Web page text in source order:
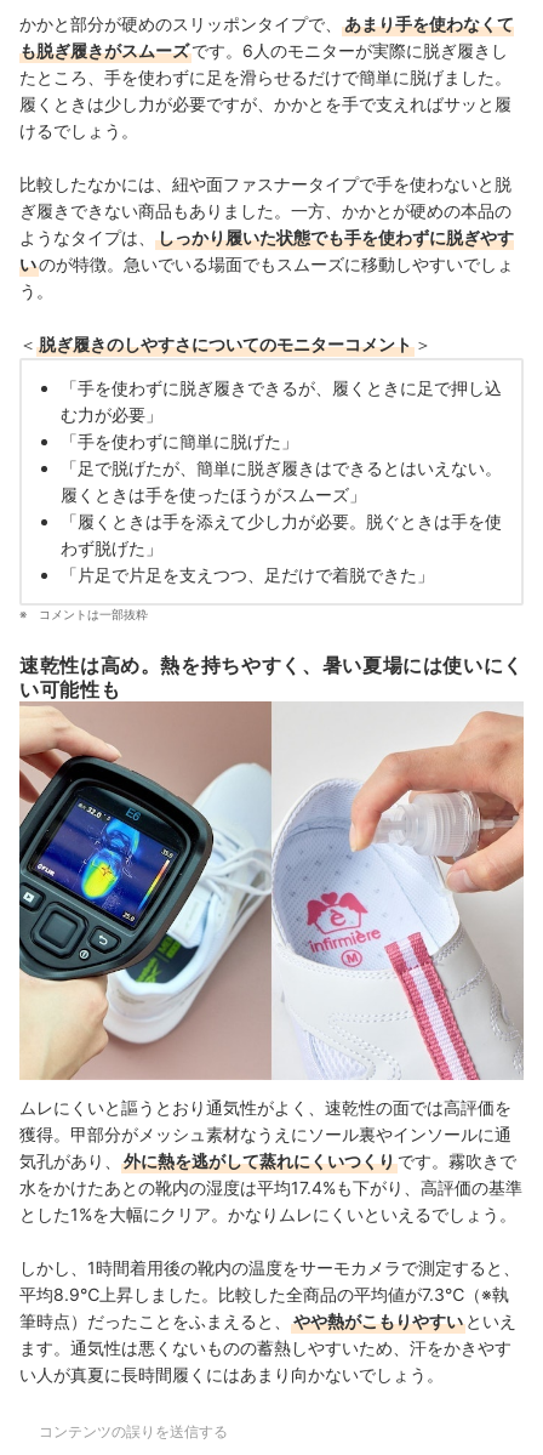
かかと部分が硬めのスリッポンタイプで、
あまり手を使わなくて
も脱ぎ履きがスムーズです。6人のモニターが実際に脱ぎ履きし
たところ、手を使わずに足を滑らせるだけで簡単に脱げました。
履くときは少し力が必要ですが、かかとを手で支えればサッと履
けるでしょう。
比較したなかには、紐や面ファスナータイプで手を使わないと脱
ぎ履きできない商品もありました。一方、かかとが硬めの本品の
ようなタイプは、
しっかり履いた状態でも手を使わずに脱ぎやす
いのが特徴。急いでいる場面でもスムーズに移動しやすいでしょ
う。
＜ 脱ぎ履きのしやすさについてのモニターコメント ＞
「手を使わずに脱ぎ履きできるが、履くときに足で押し込
む力が必要」
「手を使わずに簡単に脱げた」
「足で脱げたが、簡単に脱ぎ履きはできるとはいえない。
履くときは手を使ったほうがスムーズ」
「履くときは手を添えて少し力が必要。脱ぐときは手を使
わず脱げた」
「片足で片足を支えつつ、足だけで着脱できた」
コメントは一部抜粋
速乾性は高め。熱を持ちやすく、暑い夏場には使いにく
い可能性も
ムレにくいと謳うとおり通気性がよく、速乾性の面では高評価を
獲得。甲部分がメッシュ素材なうえにソール裏やインソールに通
気孔があり、
外に熱を逃がして蒸れにくいつくりです。霧吹きで
水をかけたあとの靴内の湿度は平均17.4%も下がり、高評価の基準
とした1%を大幅にクリア。かなりムレにくいといえるでしょう。
しかし、1時間着用後の靴内の温度をサーモカメラで測定すると、
平均8.9℃上昇しました。比較した全商品の平均値が7.3℃（※執
筆時点）だったことをふまえると、
やや熱がこもりやすい といえ
ます。通気性は悪くないものの蓄熱しやすいため、汗をかきやす
い人が真夏に長時間履くにはあまり向かないでしょう。
コンテンツの誤りを送信する